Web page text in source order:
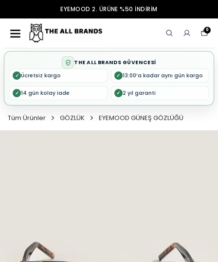
EYEMOOD 2. ÜRÜNE %50 İNDİRİM
0
THE ALL BRANDS GÜVENCESİ
✓ Ücretsiz kargo ✓ 13:00’a kadar aynı gün kargo
✓ 14 gün kolay iade ✓ 2 yıl garanti
Tüm Ürünler GÖZLÜK EYEMOOD GÜNEŞ GÖZLÜĞÜ